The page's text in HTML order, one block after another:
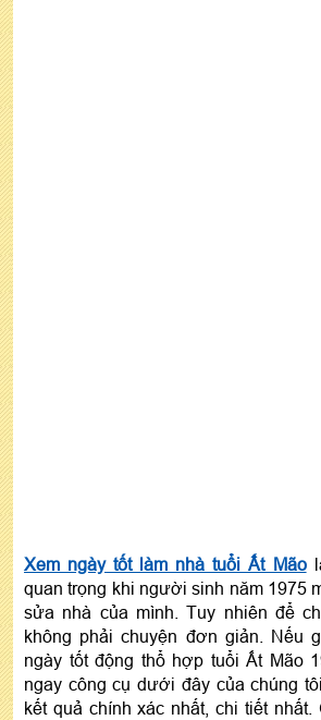
Xem ngày tốt làm nhà tuổi Ất Mão
quan trọng khi người sinh năm 1975
sửa nhà của mình. Tuy nhiên để
không phải chuyện đơn giản. Nếu
ngày tốt động thổ hợp tuổi Ất Mão
ngay công cụ dưới đây của chúng
kết quả chính xác nhất, chi tiết nhất.